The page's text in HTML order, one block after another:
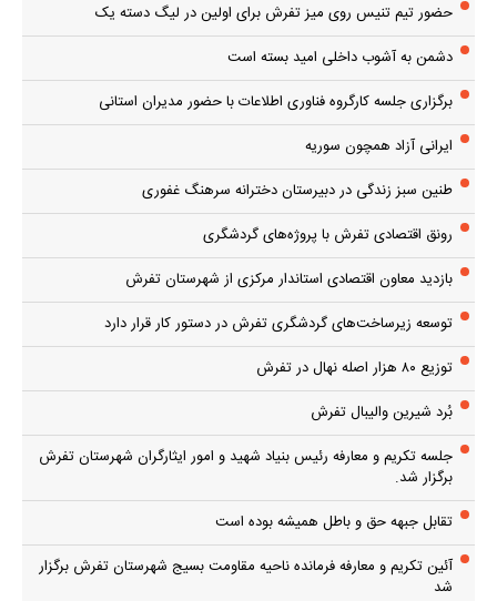
حضور تیم تنیس روی میز تفرش برای اولین در لیگ دسته یک
دشمن به آشوب داخلی امید بسته است
برگزاری جلسه کارگروه فناوری اطلاعات با حضور مدیران استانی
ایرانی آزاد همچون سوریه
طنین سبز زندگی در دبیرستان دخترانه سرهنگ غفوری
رونق اقتصادی تفرش با پروژه‌های گردشگری
بازدید معاون اقتصادی استاندار مرکزی از شهرستان تفرش
توسعه زیرساخت‌های گردشگری تفرش در دستور کار قرار دارد
توزیع ۸۰ هزار اصله نهال در تفرش
بُرد شیرین والیبال تفرش
جلسه تکریم و معارفه رئیس بنیاد شهید و امور ایثارگران شهرستان تفرش
برگزار شد.
تقابل جبهه حق و باطل همیشه بوده است
آئین تکریم و معارفه فرمانده ناحیه مقاومت بسیج شهرستان تفرش برگزار
شد